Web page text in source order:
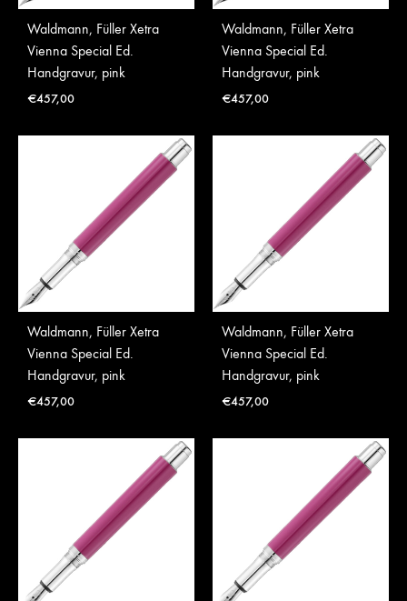
Waldmann, Füller Xetra
Vienna Special Ed.
Handgravur, pink
€457,00
Waldmann, Füller Xetra
Vienna Special Ed.
Handgravur, pink
€457,00
Waldmann, Füller Xetra
Vienna Special Ed.
Handgravur, pink
€457,00
Waldmann, Füller Xetra
Vienna Special Ed.
Handgravur, pink
€457,00